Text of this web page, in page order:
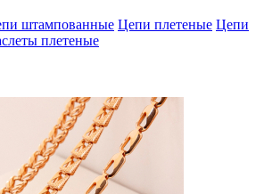
штампованные Цепи плетеные Цепи
плетеные